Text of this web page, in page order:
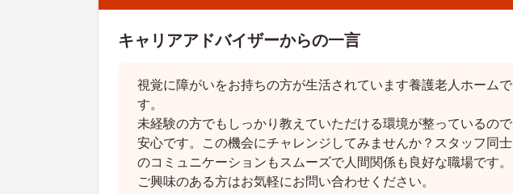
キャリアアドバイザーからの一言
視覚に障がいをお持ちの方が生活されています養護老人ホームで
す。
未経験の方でもしっかり教えていただける環境が整っているので
安心です。この機会にチャレンジしてみませんか？スタッフ同士
のコミュニケーションもスムーズで人間関係も良好な職場です。
ご興味のある方はお気軽にお問い合わせください。